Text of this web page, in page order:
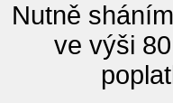
Nutně
ve výši